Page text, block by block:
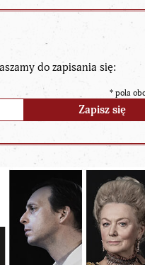
do zapisania się:
*pola